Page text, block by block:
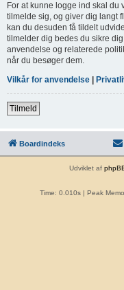
For at kunne logge ind skal
tilmelde sig, og giver dig langt
kan du desuden få tildelt
tilmelder dig bedes du sikre
anvendelse og relaterede
når du besøger dem.
Vilkår for anvendelse
Tilmeld
Boardindeks
Udviklet af
Time: 0.010s| Peak